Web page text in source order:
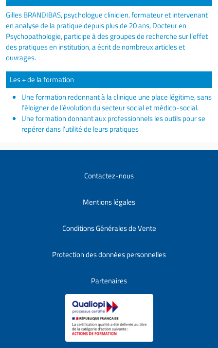
Gilles BRANDIBAS, psychologue clinicien, formateur et intervenant
en analyse de la pratique depuis plus de 20 ans, Docteur en
Psychopathologie, participe à des groupes de recherche sur l’effet
des pratiques en institution, a écrit de nombreux articles et
ouvrages.
Les + de la formation
Une formation redonnant à la clinique une place légitime, sans
l’éloigner de l’évolution du secteur social et médico-social.
Une formation donnant aux professionnels les outils pour se
repérer dans l’utilité de leurs pratiques
Contactez-nous
Mentions légales
Conditions Générales de Vente
Protection des données personnelles
Partenaires